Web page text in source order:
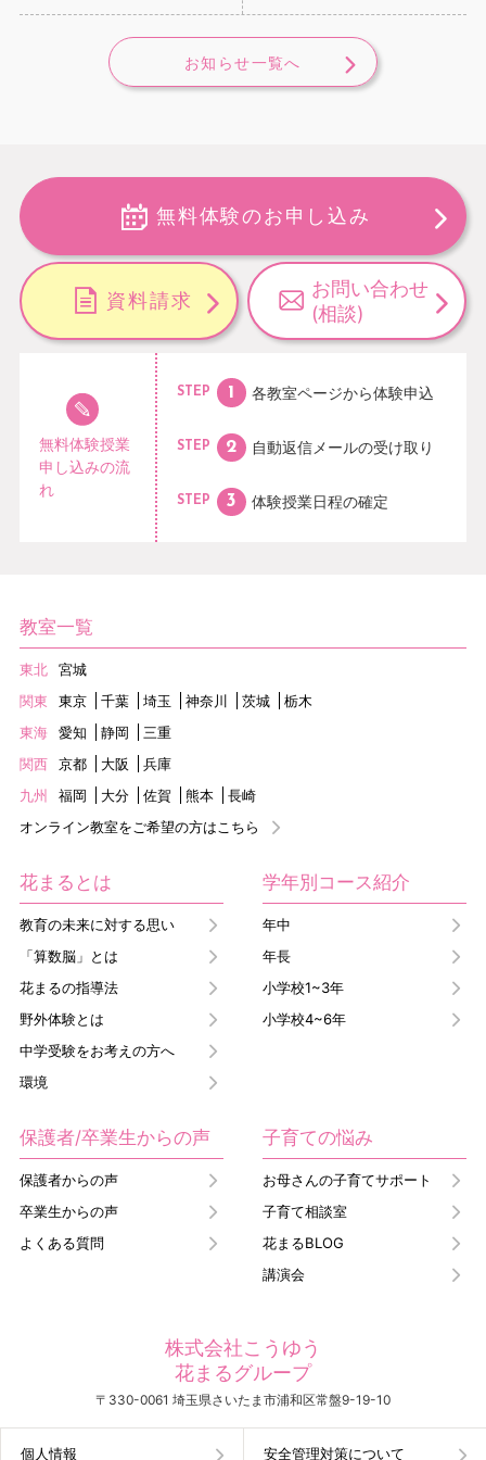
お知らせ一覧へ
無料体験のお申し込み
資料請求
お問い合わせ
(相談)
無料体験授業
申し込みの流
れ
STEP 各教室ページから体験申込
STEP 自動返信メールの受け取り
STEP 体験授業日程の確定
教室一覧
東北
宮城
関東
東京 千葉 埼玉 神奈川 茨城
栃木
東海
愛知 静岡
三重
関西
京都 大阪
兵庫
九州
福岡 大分 佐賀 熊本
長崎
オンライン教室をご希望の方はこちら
花まるとは
教育の未来に対する思い
「算数脳」とは
花まるの指導法
野外体験とは
中学受験をお考えの方へ
環境
学年別コース紹介
年中
年長
小学校1~3年
小学校4~6年
保護者/卒業生からの声
保護者からの声
卒業生からの声
よくある質問
子育ての悩み
お母さんの子育てサポート
子育て相談室
花まるBLOG
講演会
株式会社こうゆう
花まるグループ
〒330-0061 埼玉県さいたま市浦和区常盤9-19-10
個人情報 安全管理対策について